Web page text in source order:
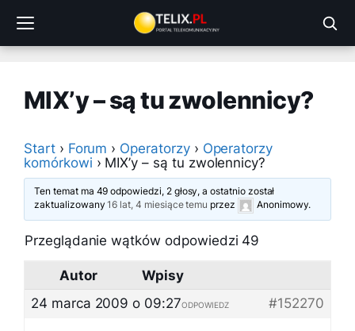
treści
MIX’y – są tu zwolennicy?
Start › Forum › Operatorzy › Operatorzy
komórkowi › MIX’y – są tu zwolennicy?
Ten temat ma 49 odpowiedzi, 2 głosy, a ostatnio został
zaktualizowany16 lat, 4 miesiące temu przez Anonimowy.
Przeglądanie wątków odpowiedzi 49
Autor
Wpisy
24 marca 2009 o 09:27
#152270
ODPOWIEDZ